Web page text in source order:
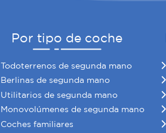
Por tipo de coche
Todoterrenos de segunda mano
Berlinas de segunda mano
Utilitarios de segunda mano
Monovolúmenes de segunda mano
Coches familiares